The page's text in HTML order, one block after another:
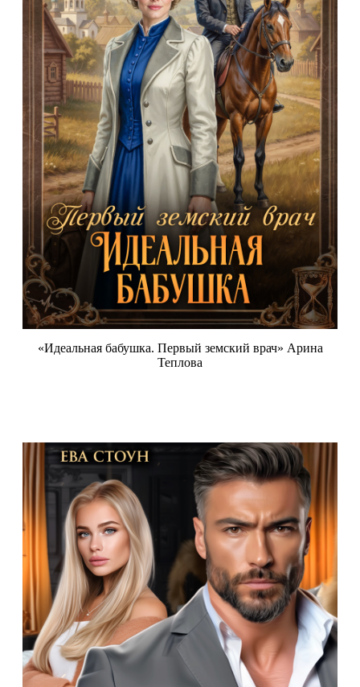
«Идеальная бабушка. Первый земский врач» Арина
Теплова